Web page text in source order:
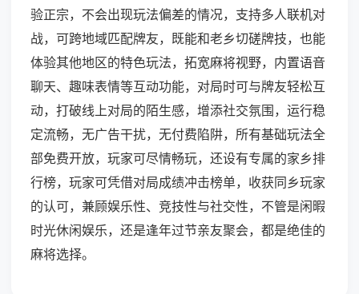
验正宗，不会出现玩法偏差的情况，支持多人联机对
战，可跨地域匹配牌友，既能和老乡切磋牌技，也能
体验其他地区的特色玩法，拓宽麻将视野，内置语音
聊天、趣味表情等互动功能，对局时可与牌友轻松互
动，打破线上对局的陌生感，增添社交氛围，运行稳
定流畅，无广告干扰，无付费陷阱，所有基础玩法全
部免费开放，玩家可尽情畅玩，还设有专属的家乡排
行榜，玩家可凭借对局成绩冲击榜单，收获同乡玩家
的认可，兼顾娱乐性、竞技性与社交性，不管是闲暇
时光休闲娱乐，还是逢年过节亲友聚会，都是绝佳的
麻将选择。